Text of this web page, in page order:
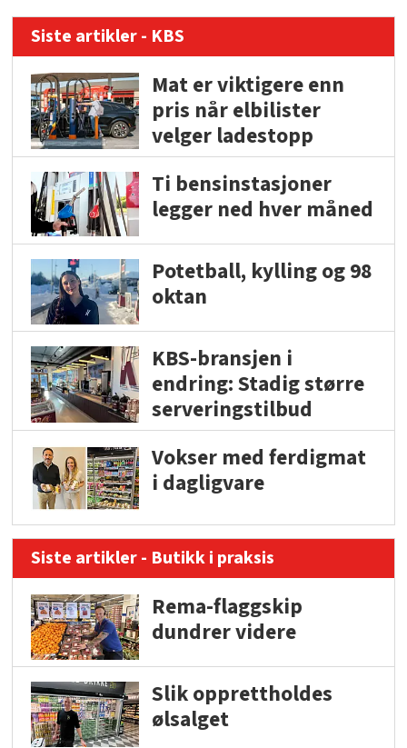
Siste artikler - KBS
Mat er viktigere enn
pris når elbilister
velger ladestopp
Ti bensinstasjoner
legger ned hver måned
Potetball, kylling og 98
oktan
KBS-bransjen i
endring: Stadig større
serveringstilbud
Vokser med ferdigmat
i dagligvare
Siste artikler - Butikk i praksis
Rema-flaggskip
dundrer videre
Slik opprettholdes
ølsalget